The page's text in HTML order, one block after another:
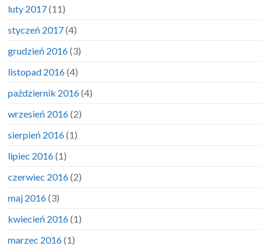
luty 2017(11)
styczeń 2017(4)
grudzień 2016(3)
listopad 2016(4)
październik 2016(4)
wrzesień 2016(2)
sierpień 2016(1)
lipiec 2016(1)
czerwiec 2016(2)
maj 2016(3)
kwiecień 2016(1)
marzec 2016(1)